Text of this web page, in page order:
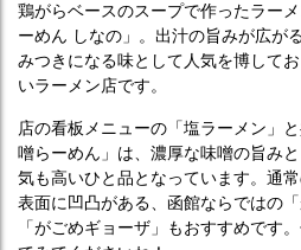
鶏がらベースのスープで作ったラー
ーめん しなの」。出汁の旨みが広が
みつきになる味として人気を博して
いラーメン店です。
店の看板メニューの「塩ラーメン」
噌らーめん」は、濃厚な味噌の旨み
気も高いひと品となっています。通
表面に凹凸がある、函館ならではの
「がごめギョーザ」もおすすめです